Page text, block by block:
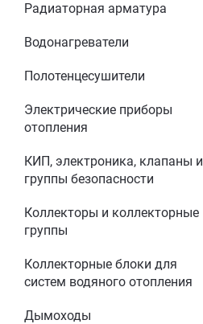
Радиаторная арматура
Водонагреватели
Полотенцесушители
Электрические приборы
отопления
КИП, электроника, клапаны и
группы безопасности
Коллекторы и коллекторные
группы
Коллекторные блоки для
систем водяного отопления
Дымоходы